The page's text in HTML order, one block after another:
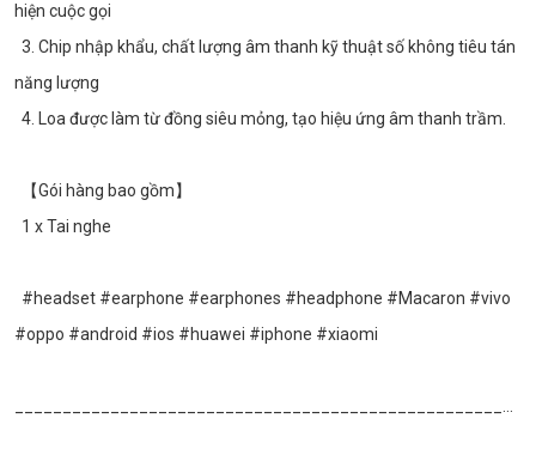
hiện cuộc gọi
năng lượng
  4. Loa được làm từ đồng siêu mỏng, tạo hiệu ứng âm thanh trầm.
  【Gói hàng bao gồm】
  1 x Tai nghe
#oppo #android #ios #huawei #iphone #xiaomi